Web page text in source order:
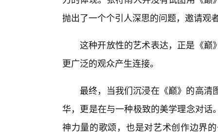
抛出了一个个引人深思的问题，邀请观
这种开放性的艺术表达，正是《巅
更广泛的观众产生连接。
最终，当我们沉浸在《巅》的高清
华，更是在与一种极致的美学理念对
神力量的歌颂，也是对艺术创作边界